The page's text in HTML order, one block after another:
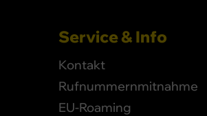
Service & Info
Kontakt
Rufnummernmitnahme
EU-Roaming